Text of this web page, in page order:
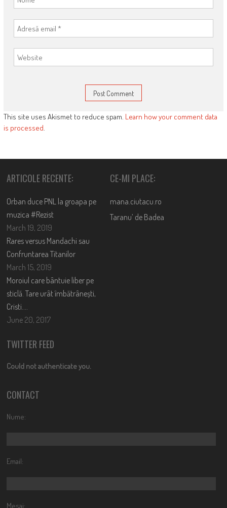
This site uses Akismet to reduce spam. Learn how your comment data
is processed.
ARTICOLE RECENTE:
Orban duce PNL la groapa pe
muzica #Rezist
March 19, 2019
Rares versus Mandachi sau
Confruntarea Titanilor
March 15, 2019
Moroiul care bântuie liber pe
sticlă. Tare urât îmbătrânești,
Cristi….
June 20, 2017
CE-MI PLACE:
mana.ciutacu.ro
Taranu’ de Badea
TWITTER FEED
Could not authenticate you.
CONTACT
Nume:
Email:
Mesaj: